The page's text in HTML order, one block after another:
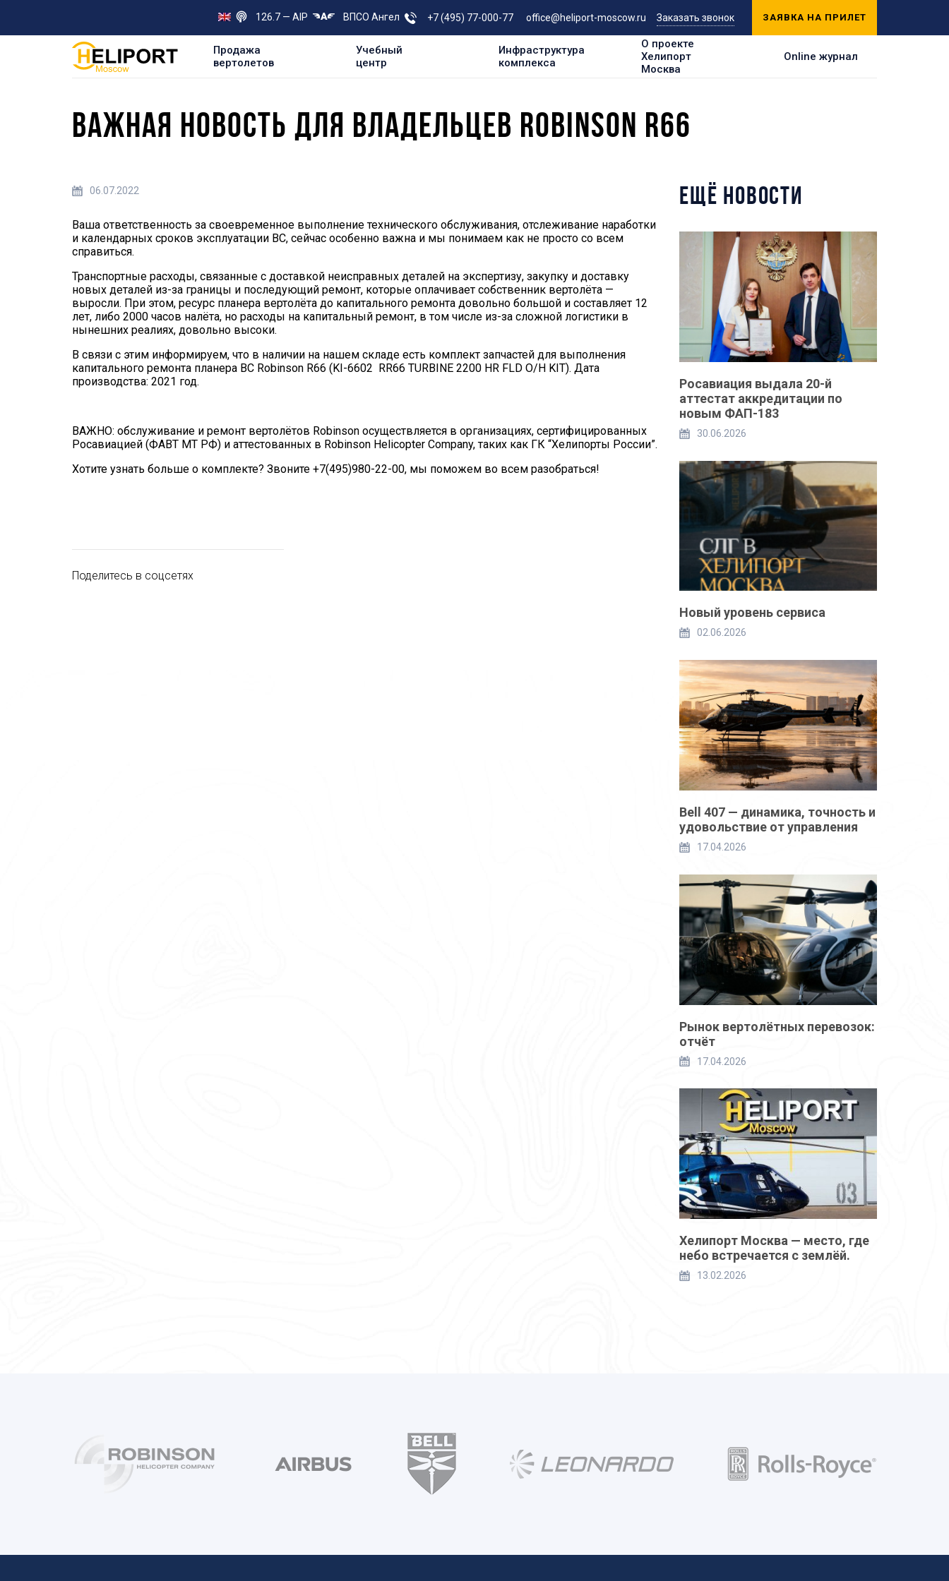
126.7 — AIP ВПСО Ангел +7 (495) 77-000-77 office@heliport-moscow.ru Заказать звонок ЗАЯВКА НА ПРИЛЕТ
Продажа
вертолетов
Учебный
центр
Инфраструктура
комплекса
О проекте
Хелипорт
Москва
Online журнал
ВАЖНАЯ НОВОСТЬ ДЛЯ ВЛАДЕЛЬЦЕВ ROBINSON R66
06.07.2022
Ваша ответственность за своевременное выполнение технического обслуживания, отслеживание наработки
и календарных сроков эксплуатации ВС, сейчас особенно важна и мы понимаем как не просто со всем
справиться.
Транспортные расходы, связанные с доставкой неисправных деталей на экспертизу, закупку и доставку
новых деталей из-за границы и последующий ремонт, которые оплачивает собственник вертолёта —
выросли. При этом, ресурс планера вертолёта до капитального ремонта довольно большой и составляет 12
лет, либо 2000 часов налёта, но расходы на капитальный ремонт, в том числе из-за сложной логистики в
нынешних реалиях, довольно высоки.
В связи с этим информируем, что в наличии на нашем складе есть комплект запчастей для выполнения
капитального ремонта планера ВС Robinson R66 (KI-6602 RR66 TURBINE 2200 HR FLD O/H KIT). Дата
производства: 2021 год.
ВАЖНО: обслуживание и ремонт вертолётов Robinson осуществляется в организациях, сертифицированных
Росавиацией (ФАВТ МТ РФ) и аттестованных в Robinson Helicopter Company, таких как ГК “Хелипорты России”.
Хотите узнать больше о комплекте? Звоните +7(495)980-22-00, мы поможем во всем разобраться!
Поделитесь в соцсетях
ЕЩЁ НОВОСТИ
Росавиация выдала 20-й
аттестат аккредитации по
новым ФАП-183
30.06.2026
Новый уровень сервиса
02.06.2026
Bell 407 — динамика, точность и
удовольствие от управления
17.04.2026
Рынок вертолётных перевозок:
отчёт
17.04.2026
Хелипорт Москва — место, где
небо встречается с землёй.
13.02.2026